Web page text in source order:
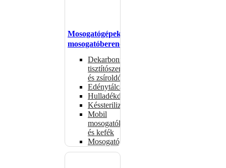
Mosogatógépek,
mosogatóberendezések
Dekarbonizáló
tisztítószerek
és zsíroldók
Edénytálcák
Hulladékdarálók
Késsterilizátorok
Mobil
mosogatók
és kefék
Mosogatógépkosarak